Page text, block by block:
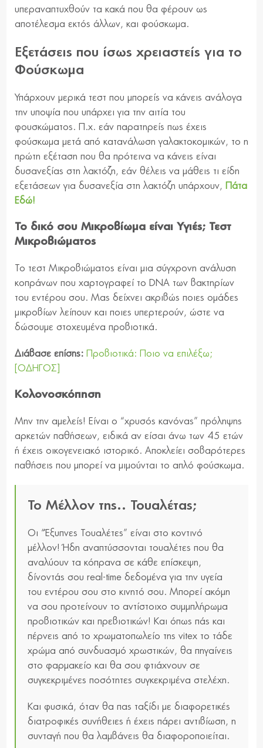
υπεραναπτυχθούν τα κακά που θα φέρουν ως
αποτέλεσμα εκτός άλλων, και φούσκωμα.
Εξετάσεις που ίσως χρειαστείς για το
Φούσκωμα
Υπάρχουν μερικά τεστ που μπορείς να κάνεις ανάλογα
την υποψία που υπάρχει για την αιτία του
φουσκώματος. Π.χ. εάν παρατηρείς πως έχεις
φούσκωμα μετά από κατανάλωση γαλακτοκομικών, το η
πρώτη εξέταση που θα πρότεινα να κάνεις είναι
δυσανεξίας στη λακτόζη, εάν θέλεις να μάθεις τι είδη
εξετάσεων για δυσανεξία στη λακτόζη υπάρχουν, Πάτα
Εδώ!
Το δικό σου Μικροβίωμα είναι Υγιές; Τεστ
Μικροβιώματος
Το τεστ Μικροβιώματος είναι μια σύγχρονη ανάλυση
κοπράνων που χαρτογραφεί το DNA των βακτηρίων
του εντέρου σου. Μας δείχνει ακριβώς ποιες ομάδες
μικροβίων λείπουν και ποιες υπερτερούν, ώστε να
δώσουμε στοχευμένα προβιοτικά.
Διάβασε επίσης: Προβιοτικά: Ποιο να επιλέξω;
[ΟΔΗΓΟΣ]
Κολονοσκόπηση
Μην την αμελείς! Είναι ο “χρυσός κανόνας” πρόληψης
αρκετών παθήσεων, ειδικά αν είσαι άνω των 45 ετών
ή έχεις οικογενειακό ιστορικό. Αποκλείει σοβαρότερες
παθήσεις που μπορεί να μιμούνται το απλό φούσκωμα.
Το Μέλλον της.. Τουαλέτας;
Οι “Έξυπνες Τουαλέτες” είναι στο κοντινό
μέλλον! Ήδη αναπτύσσονται τουαλέτες που θα
αναλύουν τα κόπρανα σε κάθε επίσκεψη,
δίνοντάς σου real-time δεδομένα για την υγεία
του εντέρου σου στο κινητό σου. Μπορεί ακόμη
να σου προτείνουν το αντίστοιχο συμμπλήρωμα
προβιοτικών και πρεβιοτικών! Και όπως πάς και
πέρνεις από το χρωματοπωλείο της vitex το τάδε
χρώμα από συνδυασμό χρωστικών, θα πηγαίνεις
στο φαρμακείο και θα σου φτιάχνουν σε
συγκεκριμένες ποσότητες συγκεκριμένα στελέχη.
Και φυσικά, όταν θα πας ταξίδι με διαφορετικές
διατροφικές συνήθειες ή έχεις πάρει αντιβίωση, η
συνταγή που θα λαμβάνεις θα διαφοροποιείται.